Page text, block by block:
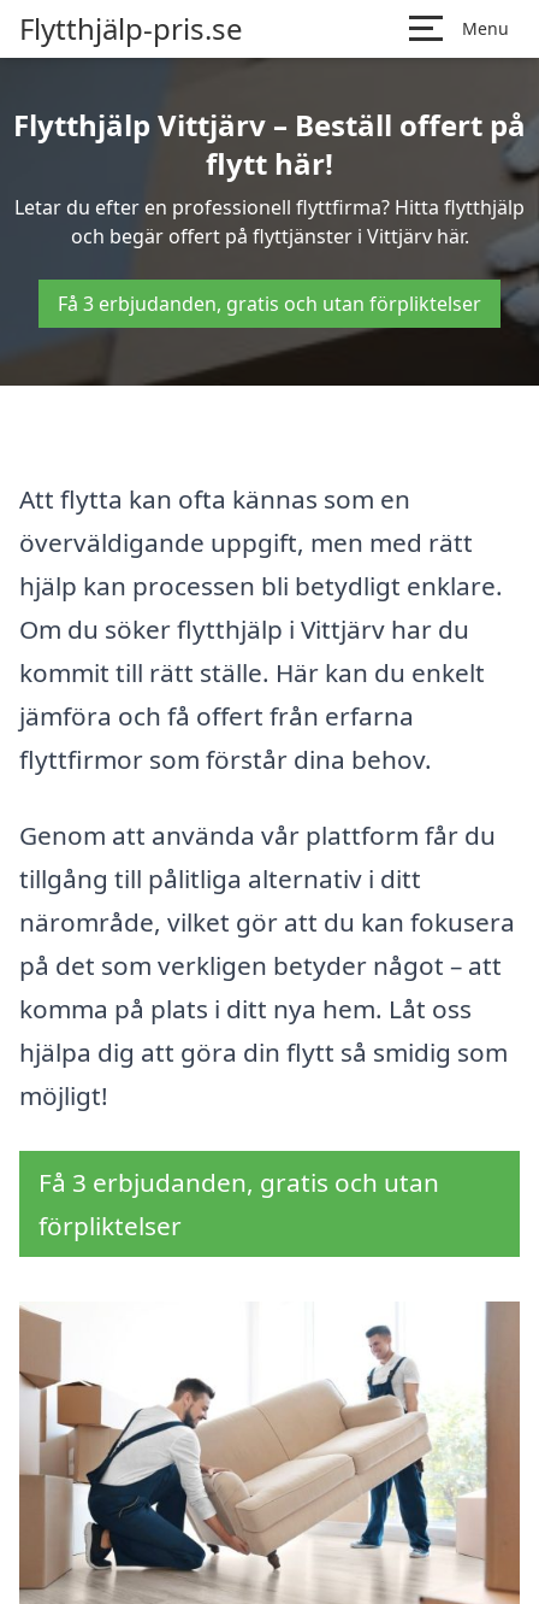
Flytthjälp-pris.se Menu
Flytthjälp Vittjärv – Beställ offert på
flytt här!
Letar du efter en professionell flyttfirma? Hitta flytthjälp
och begär offert på flyttjänster i Vittjärv här.
Få 3 erbjudanden, gratis och utan förpliktelser
Att flytta kan ofta kännas som en
överväldigande uppgift, men med rätt
hjälp kan processen bli betydligt enklare.
Om du söker flytthjälp i Vittjärv har du
kommit till rätt ställe. Här kan du enkelt
jämföra och få offert från erfarna
flyttfirmor som förstår dina behov.
Genom att använda vår plattform får du
tillgång till pålitliga alternativ i ditt
närområde, vilket gör att du kan fokusera
på det som verkligen betyder något – att
komma på plats i ditt nya hem. Låt oss
hjälpa dig att göra din flytt så smidig som
möjligt!
Få 3 erbjudanden, gratis och utan
förpliktelser